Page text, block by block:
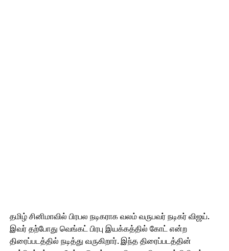
தமிழ் சினிமாவில் பிரபல நடிகராக வலம் வருபவர் நடிகர் விஜய்.
இவர் தற்போது வெங்கட் பிரபு இயக்கத்தில் கோட் என்ற
திரைப்படத்தில் நடித்து வருகிறார். இந்த திரைப்படத்தின்